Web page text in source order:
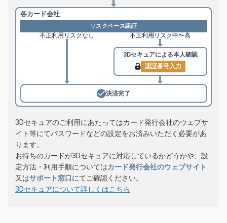
各カード会社
リスクベース認証
不正利用リスクなし 不正利用リスク中〜高
3Dセキュアによる本人確認
認証番号入力
決済完了
3Dセキュアのご利用にあたってはカード発行会社のウェブサ
イト等にてパスワードなどの設定をお済みいただく必要があ
ります。
お持ちのカードが3Dセキュアに対応しているかどうかや、設
定方法・利用手順についてはカード発行会社のウェブサイト
又はサポート窓口にてご確認ください。
3Dセキュアについて詳しくはこちら